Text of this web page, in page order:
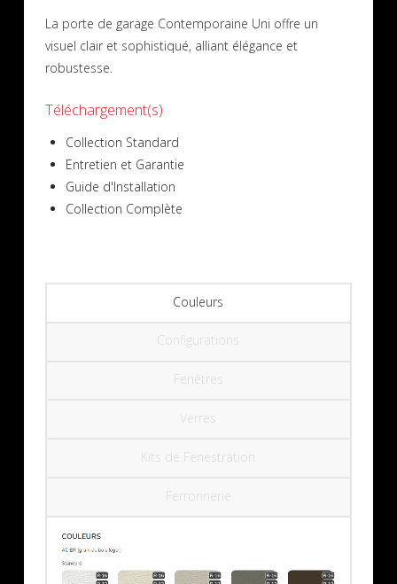
La porte de garage Contemporaine Uni offre un
visuel clair et sophistiqué, alliant élégance et
robustesse.
Téléchargement(s)
Collection Standard
Entretien et Garantie
Guide d'Installation
Collection Complète
Couleurs
Configurations
Fenêtres
Verres
Kits de Fenestration
Ferronnerie